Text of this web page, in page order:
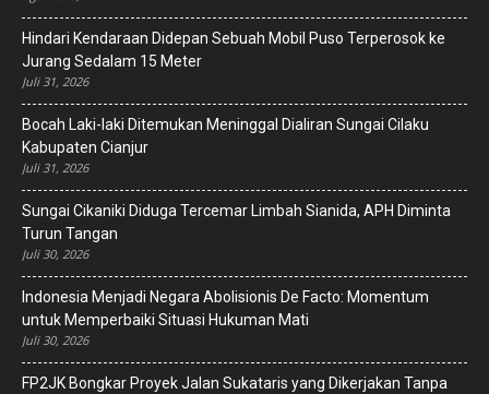
Hindari Kendaraan Didepan Sebuah Mobil Puso Terperosok ke
Jurang Sedalam 15 Meter
Juli 31, 2026
Bocah Laki-laki Ditemukan Meninggal Dialiran Sungai Cilaku
Kabupaten Cianjur
Juli 31, 2026
Sungai Cikaniki Diduga Tercemar Limbah Sianida, APH Diminta
Turun Tangan
Juli 30, 2026
‎Indonesia Menjadi Negara Abolisionis De Facto: Momentum
untuk Memperbaiki Situasi Hukuman Mati
Juli 30, 2026
FP2JK Bongkar Proyek Jalan Sukataris yang Dikerjakan Tanpa